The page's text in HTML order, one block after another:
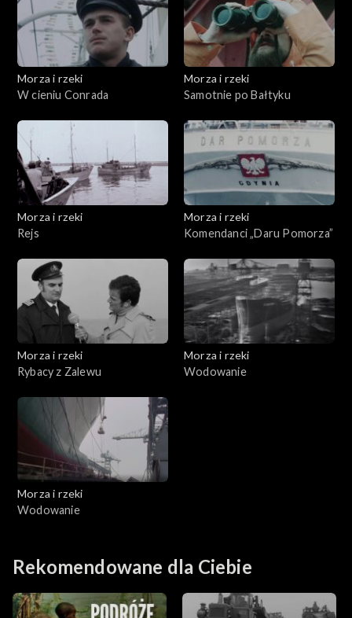
Morza i rzeki
W cieniu Conrada
Morza i rzeki
Samotnie po Bałtyku
Morza i rzeki
Rejs
Morza i rzeki
Komendanci „Daru Pomorza”
Morza i rzeki
Rybacy z Zalewu
Morza i rzeki
Wodowanie
Morza i rzeki
Wodowanie
Rekomendowane dla Ciebie